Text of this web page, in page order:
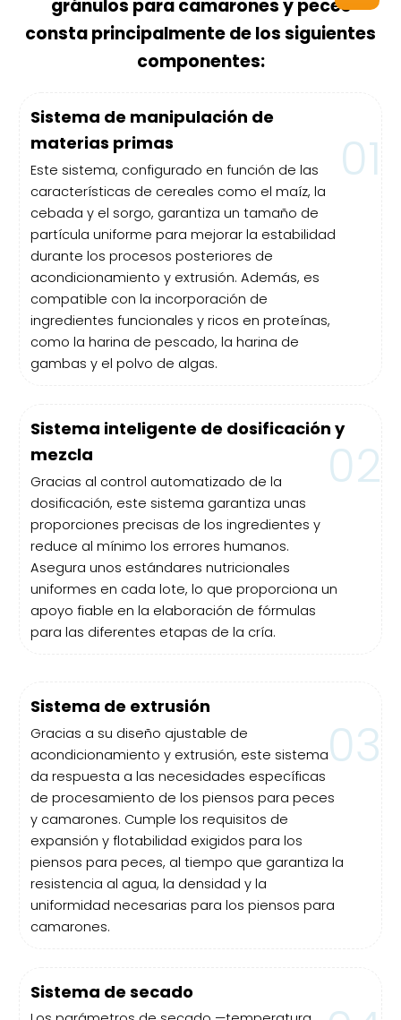
gránulos para camarones y peces
consta principalmente de los siguientes
componentes:
Sistema de manipulación de
materias primas
Este sistema, configurado en función de las
características de cereales como el maíz, la
cebada y el sorgo, garantiza un tamaño de
partícula uniforme para mejorar la estabilidad
durante los procesos posteriores de
acondicionamiento y extrusión. Además, es
compatible con la incorporación de
ingredientes funcionales y ricos en proteínas,
como la harina de pescado, la harina de
gambas y el polvo de algas.
01
Sistema inteligente de dosificación y
mezcla
Gracias al control automatizado de la
dosificación, este sistema garantiza unas
proporciones precisas de los ingredientes y
reduce al mínimo los errores humanos.
Asegura unos estándares nutricionales
uniformes en cada lote, lo que proporciona un
apoyo fiable en la elaboración de fórmulas
para las diferentes etapas de la cría.
02
Sistema de extrusión
Gracias a su diseño ajustable de
acondicionamiento y extrusión, este sistema
da respuesta a las necesidades específicas
de procesamiento de los piensos para peces
y camarones. Cumple los requisitos de
expansión y flotabilidad exigidos para los
piensos para peces, al tiempo que garantiza la
resistencia al agua, la densidad y la
uniformidad necesarias para los piensos para
camarones.
03
Sistema de secado